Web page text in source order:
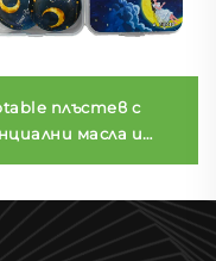
плъстев с
масла и